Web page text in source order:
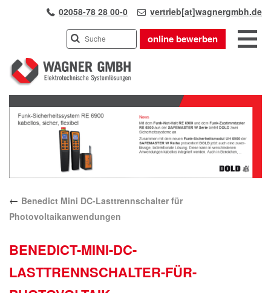
02058-78 28 00-0 vertrieb[at]wagnergmbh.de
online bewerben
INDUSTRIEVERTRETUNG
UNSER TEAM
WIR ÜBER UNS
KARRIERE
PRODUKTE
APPLIKATIONEN
LÖSUNGEN
KONTAKT
IMPRESSUM
Previous
Next
← Benedict Mini DC-Lasttrennschalter für
Photovoltaikanwendungen
BENEDICT-MINI-DC-
LASTTRENNSCHALTER-FÜR-